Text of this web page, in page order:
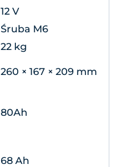
12 V
Śruba M6
22 kg
260 × 167 × 209 mm
80Ah
68 Ah